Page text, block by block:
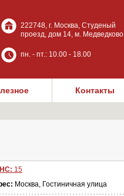
222748, г. Москва, Студеный
проезд, дом 14, м. Медведково
пн. - пт.: 10.00 - 18.00
Контакты
15
Москва, Гостиничная улица